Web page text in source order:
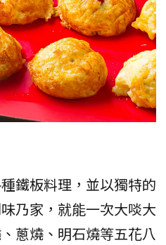
鐵板料理，並以獨特的
乃家，就能一次大啖大
蔥燒、明石燒等五花八